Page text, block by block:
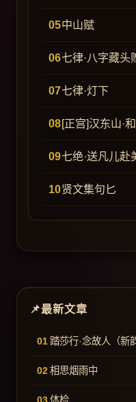
中山赋
七律·八字藏头
七律·灯下
[正宫]汉东山·
七绝·送凡儿赴
贤文集句匕
最新文章
踏莎行·念故人（新
相思烟雨中